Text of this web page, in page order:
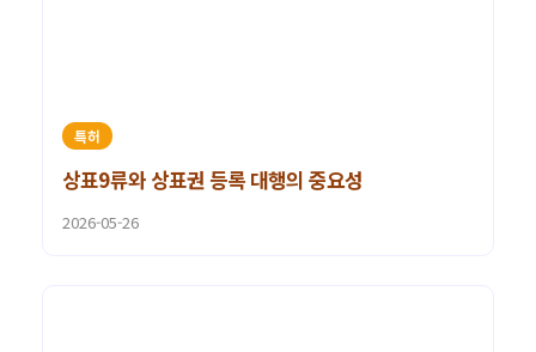
특허
상표9류와 상표권 등록 대행의 중요성
2026-05-26